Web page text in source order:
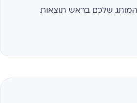
המותג שלכם בראש תוצאות